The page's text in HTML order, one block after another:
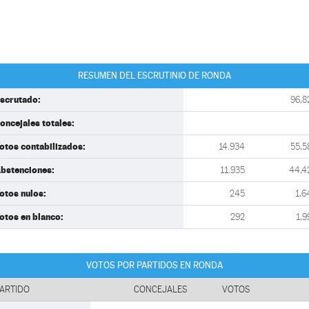
RESUMEN DEL ESCRUTINIO DE RONDA
totales:
contabilizados: 14.934
11.935
nulos: 245
en blanco: 292
VOTOS POR PARTIDOS EN RONDA
CONCEJALES VOTOS